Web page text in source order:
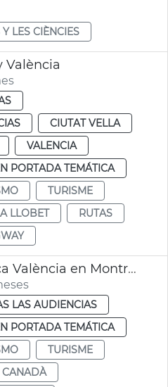
LES CIÈNCIES
València
CIUTAT VELLA
VALENCIA
PORTADA TEMÁTICA
TURISME
LLOBET
RUTAS
Promoción turística València en Montreal
LAS AUDIENCIAS
PORTADA TEMÁTICA
TURISME
CANADÀ